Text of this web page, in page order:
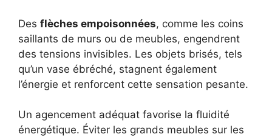
Des flèches empoisonnées, comme les coins
saillants de murs ou de meubles, engendrent
des tensions invisibles. Les objets brisés, tels
qu’un vase ébréché, stagnent également
l’énergie et renforcent cette sensation pesante.
Un agencement adéquat favorise la fluidité
énergétique. Éviter les grands meubles sur les